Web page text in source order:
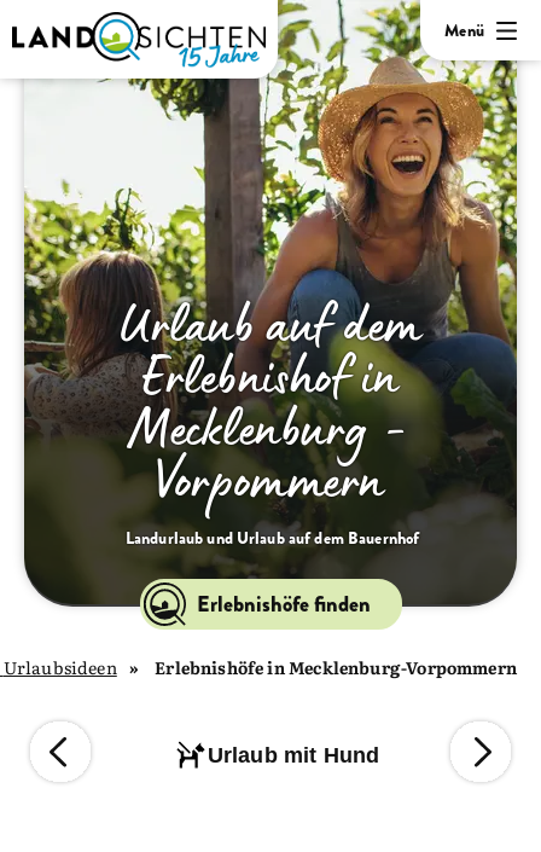
Menü
Urlaub auf dem
Erlebnishof in
Mecklenburg -
Vorpommern
Landurlaub und Urlaub auf dem Bauernhof
Erlebnishöfe finden
Erlebnishöfe in Mecklenburg-Vorpommern
Urlaubsideen
Urlaub mit Hund